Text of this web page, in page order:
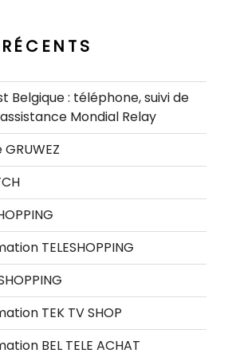
Belgique : téléphone, suivi de
Mondial Relay
TELESHOPPING
TEK TV SHOP
BEL TELE ACHAT